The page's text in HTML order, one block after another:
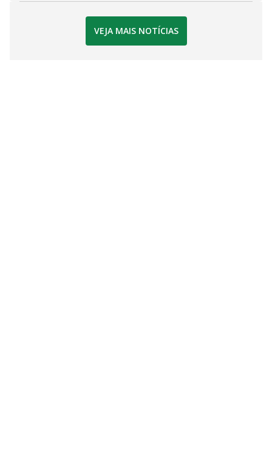
VEJA MAIS NOTÍCIAS